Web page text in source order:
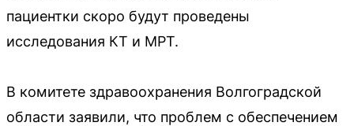
пациентки скоро будут проведены
исследования КТ и МРТ.
В комитете здравоохранения Волгоградской
области заявили, что проблем с обеспечением